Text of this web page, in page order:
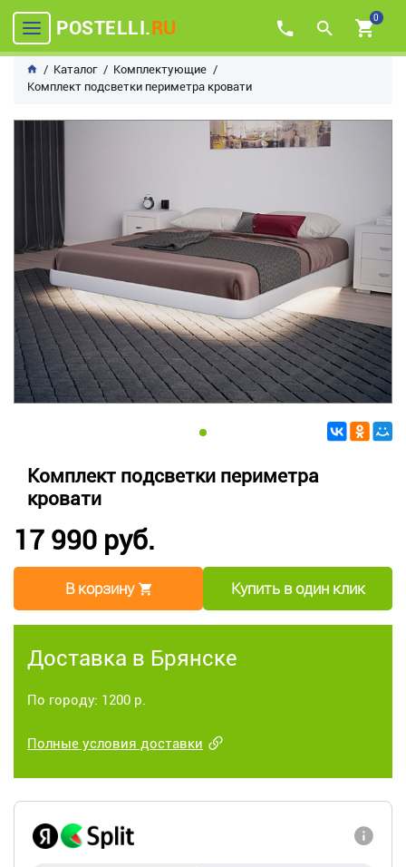
POSTELLI.RU 0
Каталог
Комплектующие
Комплект подсветки периметра кровати
Комплект подсветки периметра
кровати
17 990 руб.
В корзину Купить в один клик
Доставка в Брянске
По городу: 1200 р.
Полные условия доставки